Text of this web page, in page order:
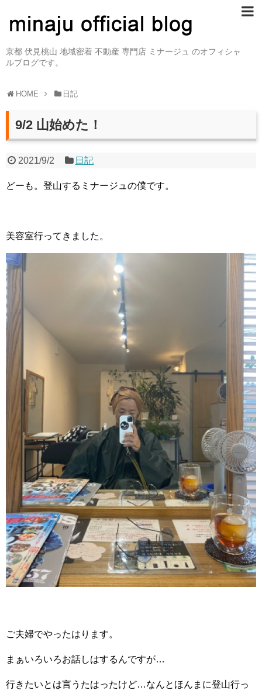
京都 伏見桃山 地域密着 不動産 専門店 ミナージュ のオフィシャ
ルブログです。
HOME 日記
9/2 山始めた！
2021/9/2 日記
どーも。登山するミナージュの僕です。
美容室行ってきました。
ご夫婦でやったはります。
まぁいろいろお話しはするんですが…
行きたいとは言うたはったけど…なんとほんまに登山行っ